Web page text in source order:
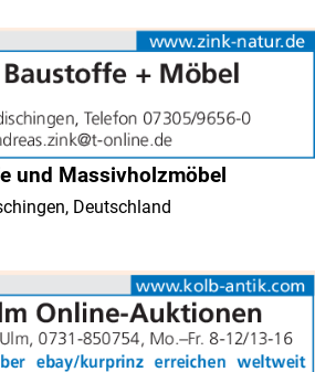
und Massivholzmöbel
Deutschland